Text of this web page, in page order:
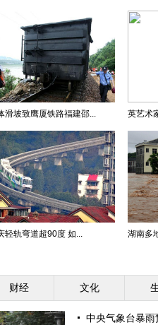
滑坡致鹰厦铁路福建邵... 英艺术
轻轨弯道超90度 如... 湖南多
财经 文化
中央气象台暴